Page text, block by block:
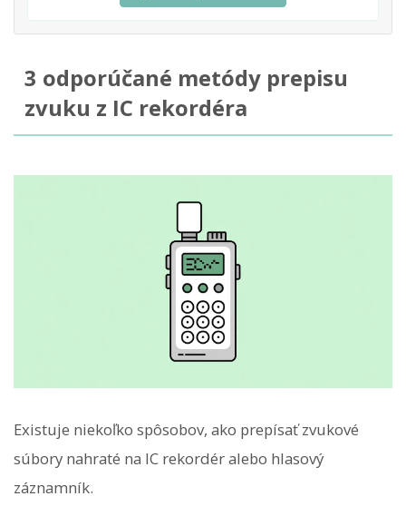
3 odporúčané metódy prepisu
zvuku z IC rekordéra
Existuje niekoľko spôsobov, ako prepísať zvukové
súbory nahraté na IC rekordér alebo hlasový
záznamník.